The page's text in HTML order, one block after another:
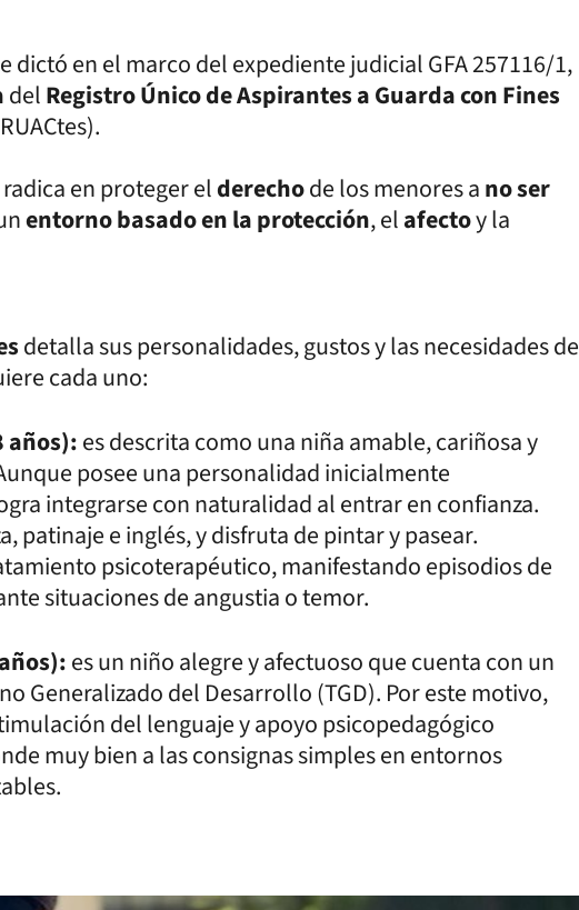
dictó en el marco del expediente judicial GFA 257116/1,
delRegistro Único de Aspirantes a Guarda con Fines
en proteger elderechode los menores ano ser
entorno basado en la protección, elafectoy la
detalla sus personalidades, gustos y las necesidades de
cada uno:
años):es descrita como una niña amable, cariñosa y
posee una personalidad inicialmente
integrarse con naturalidad al entrar en confianza.
patinaje e inglés, y disfruta de pintar y pasear.
psicoterapéutico, manifestando episodios de
situaciones de angustia o temor.
es un niño alegre y afectuoso que cuenta con un
Generalizado del Desarrollo (TGD). Por este motivo,
del lenguaje y apoyo psicopedagógico
muy bien a las consignas simples en entornos